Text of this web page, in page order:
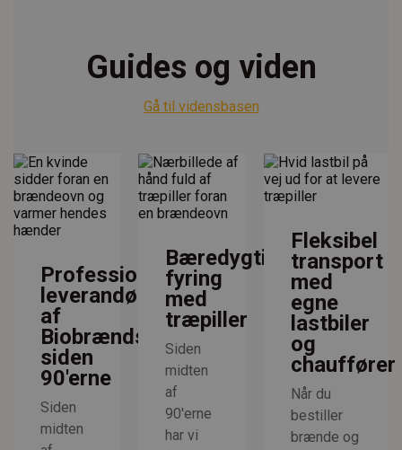
Guides og viden
Gå til vidensbasen
Professionel
leverandør
af
Biobrændsel
siden
90'erne
Siden
midten
Bæredygtig
fyring
med
træpiller
Siden
midten
af
90'erne
har vi
Fleksibel
transport
med
egne
lastbiler
og
chauffører
Når du
bestiller
brænde og